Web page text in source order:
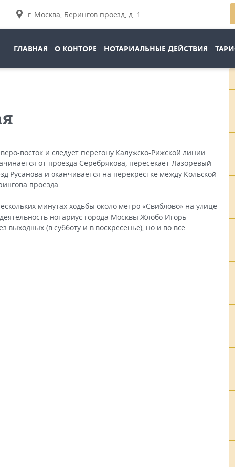
г. Москва, Берингов проезд, д. 1
ГЛАВНАЯ О КОНТОРЕ НОТАРИАЛЬНЫЕ ДЕЙСТВИЯ
восток и следует перегону Калужско-Рижской линии
от проезда Серебрякова, пересекает Лазоревый
Русанова и оканчивается на перекрёстке между Кольской
проезда.
минутах ходьбы около метро «Свиблово» на улице
нотариус города Москвы Жлобо Игорь
выходных (в субботу и в воскресенье), но и во все